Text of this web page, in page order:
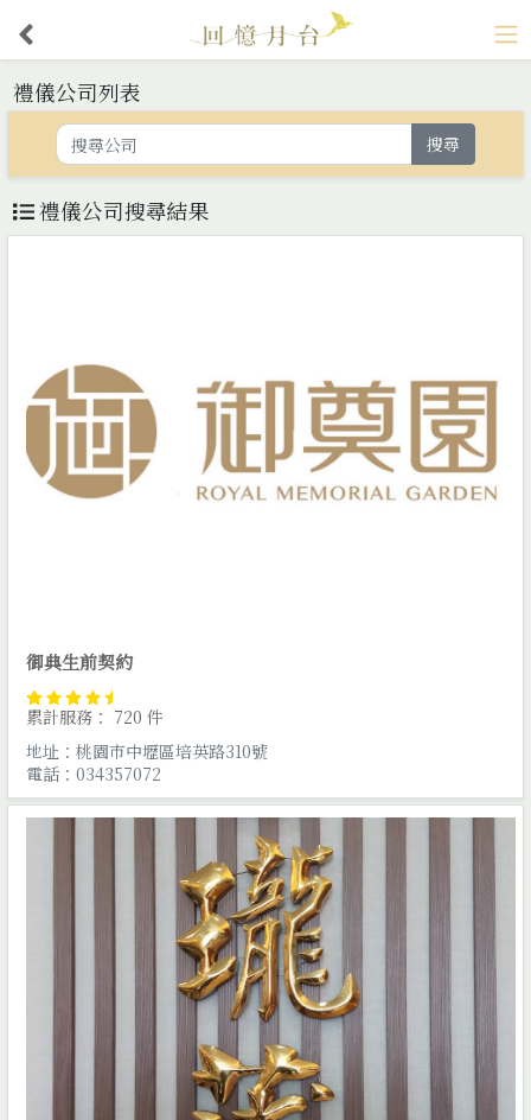
禮儀公司列表
搜尋
禮儀公司搜尋結果
御典生前契約
累計服務： 720 件
地址：桃園市中壢區培英路310號
電話：034357072